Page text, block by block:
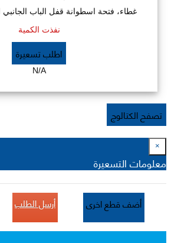
غطاء، فتحة اسطوانة قفل الباب الجانبي
نفذت الكمية
اطلب تسعيرة
N/A
تصفح الكتالوج
×
معلومات التسعيرة
أضف قطع اخرى أرسل الطلب